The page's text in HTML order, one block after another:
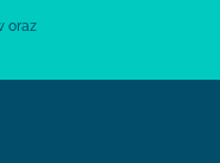
oraz